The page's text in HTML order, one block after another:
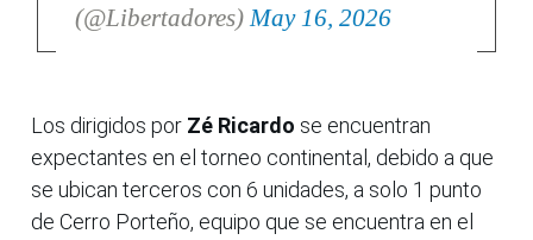
(@Libertadores) May 16, 2026
Los dirigidos por Zé Ricardo se encuentran
expectantes en el torneo continental, debido a que
se ubican terceros con 6 unidades, a solo 1 punto
de Cerro Porteño, equipo que se encuentra en el